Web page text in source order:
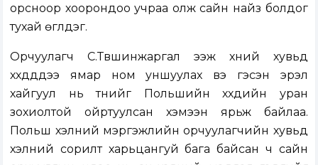
орсноор хоорондоо учраа олж сайн найз болдог
тухай өгүүлдэг.
Орчуулагч С.Түвшинжаргал ээж хүний хувьд
хүүхдүүддээ ямар ном уншуулах вэ гэсэн эрэл
хайгуул нь түүнийг Польшийн хүүхдийн уран
зохиолтой ойртуулсан хэмээн ярьж байлаа.
Польш хэлний мэргэжлийн орчуулагчийн хувьд
хэлний сорилт харьцангуй бага байсан ч сайн